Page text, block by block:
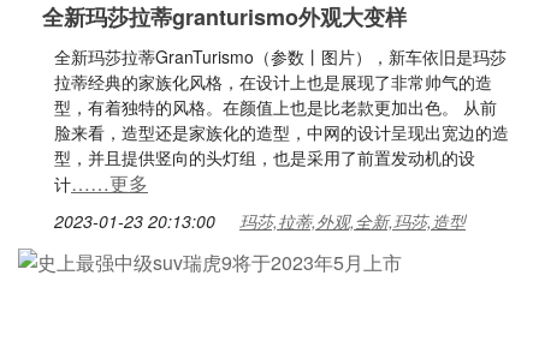
全新玛莎拉蒂granturismo外观大变样
全新玛莎拉蒂GranTurismo（参数丨图片），新车依旧是玛莎
拉蒂经典的家族化风格，在设计上也是展现了非常帅气的造
型，有着独特的风格。在颜值上也是比老款更加出色。 从前
脸来看，造型还是家族化的造型，中网的设计呈现出宽边的造
型，并且提供竖向的头灯组，也是采用了前置发动机的设
计……更多
2023-01-23 20:13:00 玛莎,拉蒂,外观,全新,玛莎,造型